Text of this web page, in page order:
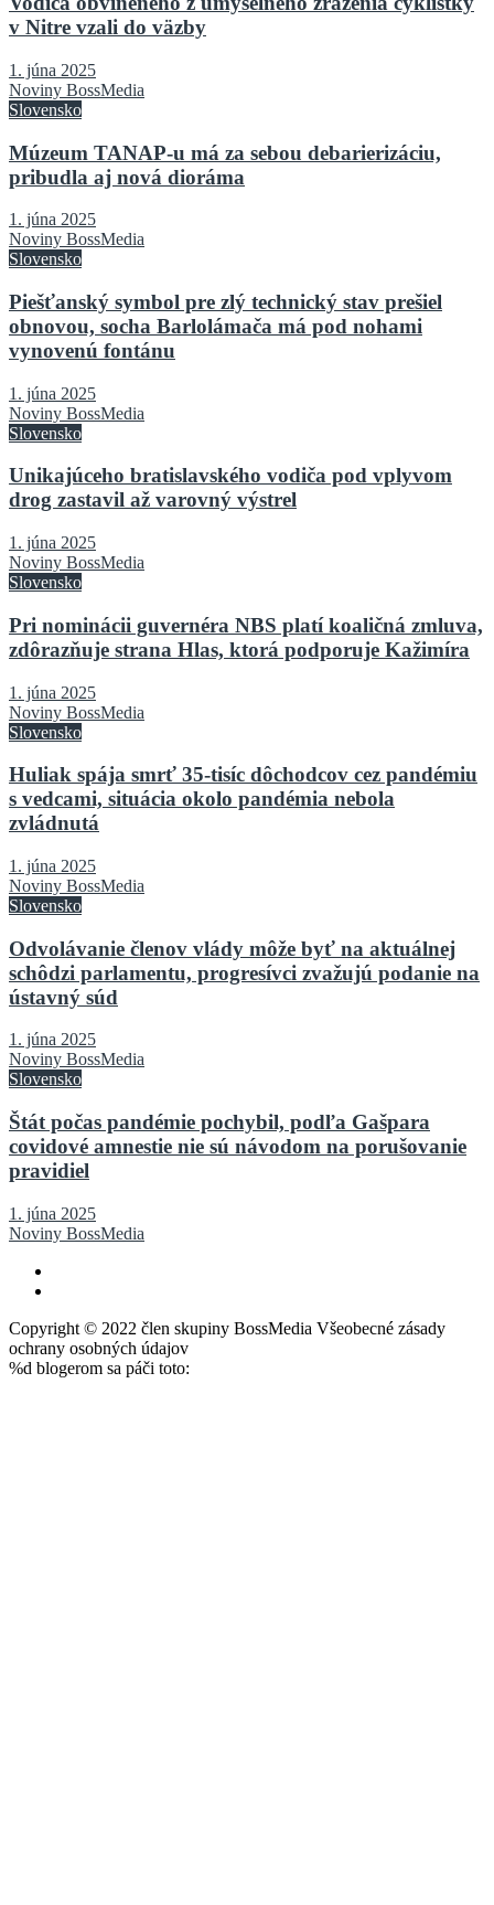
v Nitre vzali do väzby
1. júna 2025
Noviny BossMedia
Slovensko
Múzeum TANAP-u má za sebou debarierizáciu,
pribudla aj nová dioráma
1. júna 2025
Noviny BossMedia
Slovensko
Piešťanský symbol pre zlý technický stav prešiel
obnovou, socha Barlolámača má pod nohami
vynovenú fontánu
1. júna 2025
Noviny BossMedia
Slovensko
Unikajúceho bratislavského vodiča pod vplyvom
drog zastavil až varovný výstrel
1. júna 2025
Noviny BossMedia
Slovensko
Pri nominácii guvernéra NBS platí koaličná zmluva,
zdôrazňuje strana Hlas, ktorá podporuje Kažimíra
1. júna 2025
Noviny BossMedia
Slovensko
Huliak spája smrť 35-tisíc dôchodcov cez pandémiu
s vedcami, situácia okolo pandémia nebola
zvládnutá
1. júna 2025
Noviny BossMedia
Slovensko
Odvolávanie členov vlády môže byť na aktuálnej
schôdzi parlamentu, progresívci zvažujú podanie na
ústavný súd
1. júna 2025
Noviny BossMedia
Slovensko
Štát počas pandémie pochybil, podľa Gašpara
covidové amnestie nie sú návodom na porušovanie
pravidiel
1. júna 2025
Noviny BossMedia
Copyright © 2022 člen skupiny BossMedia Všeobecné zásady
ochrany osobných údajov
%d blogerom sa páči toto: